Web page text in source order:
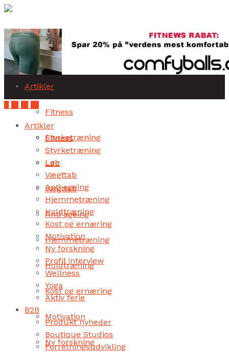
Artikler
Fitness
Styrketræning
Løb
Vægttab
Anti ageing
Hjemmetræning
Holdtræning
Kost og ernæring
Motivation
Ny forskning
Artikler
Fitness
Styrketræning
Løb
Vægttab
Anti ageing
Hjemmetræning
Holdtræning
Kost og ernæring
Motivation
Ny forskning
Profil interview
Wellness
Yoga
Aktiv ferie
B2B
Produkt nyheder
Boutique Studios
Forretningsudvikling